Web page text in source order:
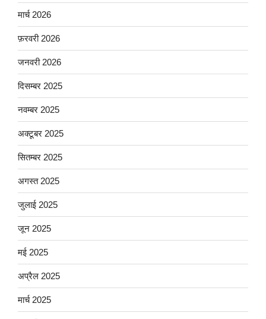
मार्च 2026
फ़रवरी 2026
जनवरी 2026
दिसम्बर 2025
नवम्बर 2025
अक्टूबर 2025
सितम्बर 2025
अगस्त 2025
जुलाई 2025
जून 2025
मई 2025
अप्रैल 2025
मार्च 2025